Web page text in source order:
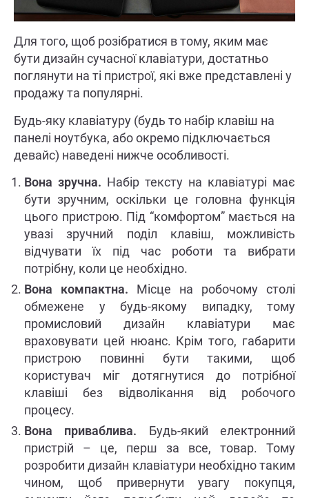
Для того, щоб розібратися в тому, яким має
бути дизайн сучасної клавіатури, достатньо
поглянути на ті пристрої, які вже представлені у
продажу та популярні.
Будь-яку клавіатуру (будь то набір клавіш на
панелі ноутбука, або окремо підключається
девайс) наведені нижче особливості.
Вона зручна. Набір тексту на клавіатурі має
бути зручним, оскільки це головна функція
цього пристрою. Під “комфортом” мається на
увазі зручний поділ клавіш, можливість
відчувати їх під час роботи та вибрати
потрібну, коли це необхідно.
Вона компактна. Місце на робочому столі
обмежене у будь-якому випадку, тому
промисловий дизайн клавіатури має
враховувати цей нюанс. Крім того, габарити
пристрою повинні бути такими, щоб
користувач міг дотягнутися до потрібної
клавіші без відволікання від робочого
процесу.
Вона приваблива. Будь-який електронний
пристрій – це, перш за все, товар. Тому
розробити дизайн клавіатури необхідно таким
чином, щоб привернути увагу покупця,